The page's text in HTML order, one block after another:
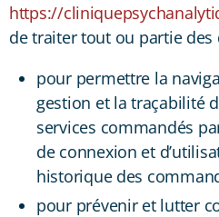
https://
de traiter tout ou partie des
pour permettre la
gestion et la traçabilité
services commandés
de connexion et
historique des
pour prévenir et lutter